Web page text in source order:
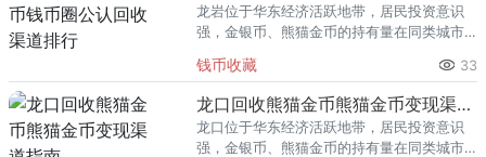
龙岩位于华东经济活跃地带，居民投资意识
强，金银币、熊猫金币的持有量在同类城市
熊猫金币的需求就明显升温，但鱼龙混杂的
回收渠道里，能精准识别版别溢
钱币收藏 33
龙口回收熊猫金币熊猫金币变现渠道指南
龙口位于华东经济活跃地带，居民投资意识
强，金银币、熊猫金币的持有量在同类城市